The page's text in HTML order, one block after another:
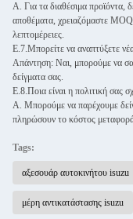
Α. Για τα διαθέσιμα προϊόντα,
αποθέματα, χρειαζόμαστε
λεπτομέρειες.
Ε.7.Μπορείτε να αναπτύξετε
Απάντηση: Ναι, μπορούμε να
δείγματα σας.
Ε.8.Ποια είναι η πολιτική σας
Α. Μπορούμε να παρέχουμε
πληρώσουν το κόστος
Tags:
αξεσουάρ αυτοκινήτου isuzu
μέρη αντικατάστασης isuzu